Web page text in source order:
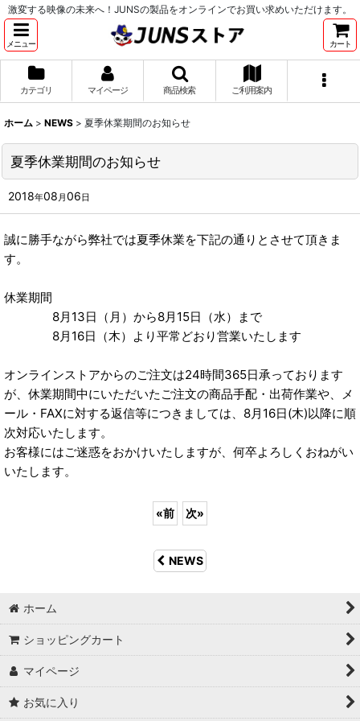
激変する映像の未来へ！JUNSの製品をオンラインでお買い求めいただけます。
メニュー カート
カテゴリ マイページ 商品検索 ご利用案内
ホーム > NEWS > 夏季休業期間のお知らせ
夏季休業期間のお知らせ
2018年08 月06日
誠に勝手ながら弊社では夏季休業を下記の通りとさせて頂きま
す。
休業期間
8月13日（月）から8月15日（水）まで
8月16日（木）より平常どおり営業いたします
オンラインストアからのご注文は24時間365日承っております
が、休業期間中にいただいたご注文の商品手配・出荷作業や、メ
ール・FAXに対する返信等につきましては、8月16日(木)以降に順
次対応いたします。
お客様にはご迷惑をおかけいたしますが、何卒よろしくおねがい
いたします。
«前 次»
NEWS
ホーム
ショッピングカート
マイページ
お気に入り